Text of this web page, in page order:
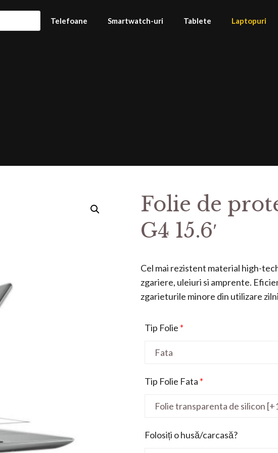
Telefoane Smartwatch-uri Tablete Laptopuri
Folie de
G4 15.6′
Cel mai rezistent material high-
zgariere, uleiuri si amprente.
zgarieturile minore din utilizare
Tip Folie *
Tip Folie Fata *
Folosiți o husă/carcasă?